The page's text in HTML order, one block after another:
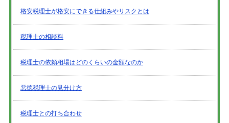
格安税理士が格安にできる仕組みやリスクとは
税理士の相談料
税理士の依頼相場はどのくらいの金額なのか
悪徳税理士の見分け方
税理士との打ち合わせ